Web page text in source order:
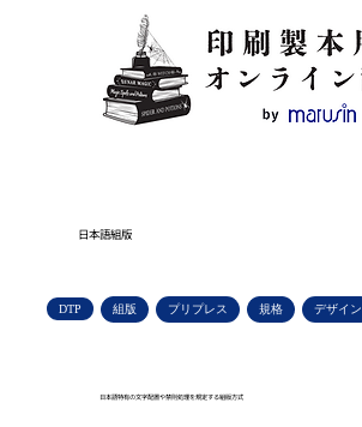
日本語組版
DTP 組版 プリプレス 規格 デザイン
日本語特有の文字配置や禁則処理を規定する組版方式